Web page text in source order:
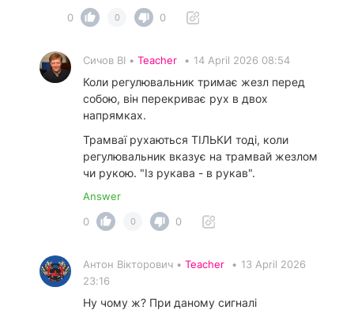
0
0 0
Сичов ВІ • Teacher • 14 April 2026 08:54
Коли регулювальник тримає жезл перед
собою, він перекриває рух в двох
напрямках.
Трамваї рухаються ТІЛЬКИ тоді, коли
регулювальник вказує на трамвай жезлом
чи рукою. "Із рукава - в рукав".
Answer
0
0 0
Антон Вікторович • Teacher • 13 April 2026
23:16
Ну чому ж? При даному сигналі